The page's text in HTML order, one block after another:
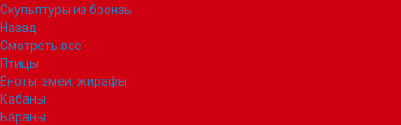
Скульптуры из бронзы
Назад
Смотреть все
Птицы
Еноты, змеи, жирафы
Кабаны
Бараны